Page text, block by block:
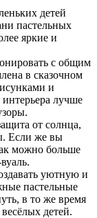
детей
пастельных
яркие и
с общим
в сказочном
и
интерьера лучше
от солнца,
Если же вы
можно больше
уютную и
пастельные
в то же время
детей.